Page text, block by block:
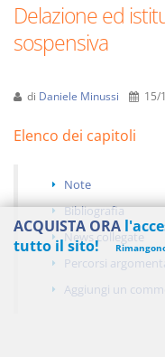
Delazione ed
sospensiva
di Daniele Minussi 15/
Elenco dei capitoli
Note
Bibliografia
News collegate
Percorsi
Aggiungi un
ACQUISTA ORA
tutto il sito!